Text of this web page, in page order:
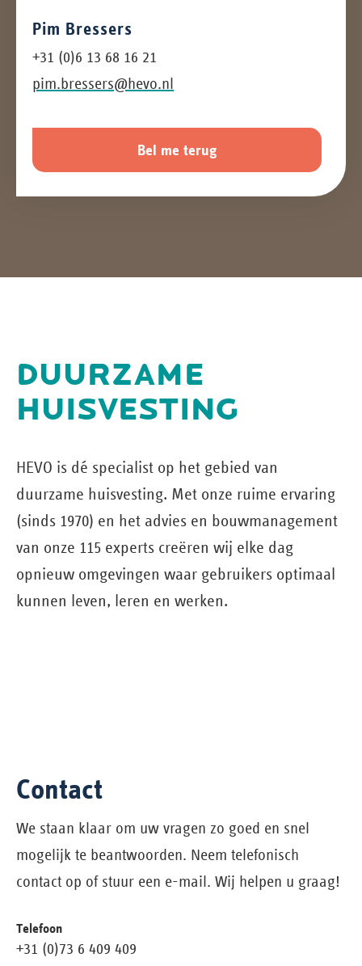
Pim Bressers
+31 (0)6 13 68 16 21
pim.bressers@hevo.nl
Bel me terug
DUURZAME
HUISVESTING
HEVO is dé specialist op het gebied van
duurzame huisvesting. Met onze ruime ervaring
(sinds 1970) en het advies en bouw­management
van onze 115 experts creëren wij elke dag
opnieuw omgevingen waar gebruikers optimaal
kunnen leven, leren en werken.
Contact
We staan klaar om uw vragen zo goed en snel
mogelijk te beantwoorden. Neem telefonisch
contact op of stuur een e-mail. Wij helpen u graag!
Telefoon
+31 (0)73 6 409 409